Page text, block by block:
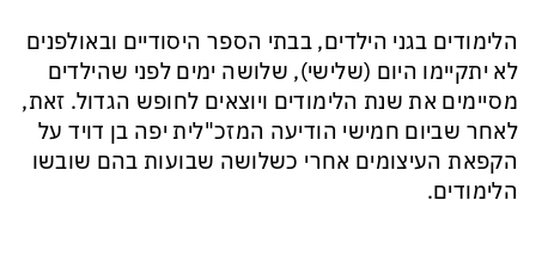
הלימודים בגני הילדים, בבתי הספר היסודיים ובאולפנים
לא יתקיימו היום (שלישי), שלושה ימים לפני שהילדים
מסיימים את שנת הלימודים ויוצאים לחופש הגדול. זאת,
לאחר שביום חמישי הודיעה המזכ"לית יפה בן דויד על
הקפאת העיצומים אחרי כשלושה שבועות בהם שובשו
הלימודים.